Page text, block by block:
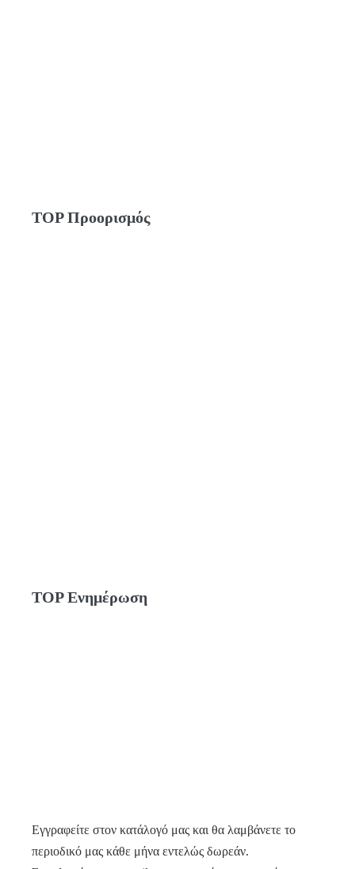
TOP Προορισμός
TOP Ενημέρωση
Εγγραφείτε στον κατάλογό μας και θα λαμβάνετε το
περιοδικό μας κάθε μήνα εντελώς δωρεάν.